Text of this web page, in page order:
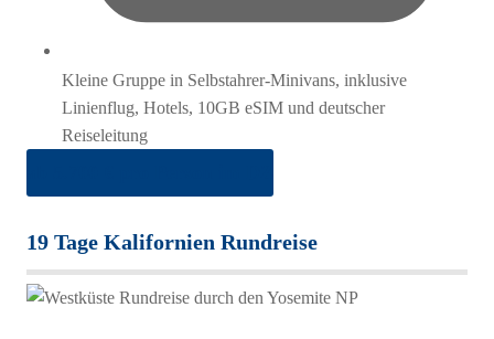
Kleine Gruppe in Selbstahrer-Minivans, inklusive
Linienflug, Hotels, 10GB eSIM und deutscher
Reiseleitung
19 Tage Kalifornien Rundreise